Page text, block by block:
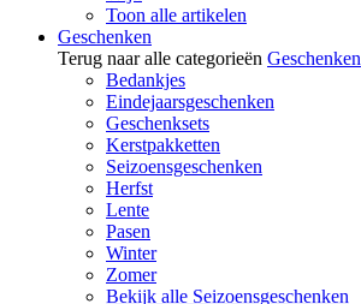
Toon alle artikelen
Geschenken
Terug naar alle categorieën Geschenken
Bedankjes
Eindejaarsgeschenken
Geschenksets
Kerstpakketten
Seizoensgeschenken
Herfst
Lente
Pasen
Winter
Zomer
Bekijk alle Seizoensgeschenken